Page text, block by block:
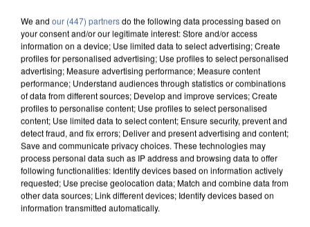
We and our (447) partnersdo the following data processing based on
your consent and/or our legitimate interest: Store and/or access
information on a device; Use limited data to select advertising; Create
profiles for personalised advertising; Use profiles to select personalised
advertising; Measure advertising performance; Measure content
performance; Understand audiences through statistics or combinations
of data from different sources; Develop and improve services; Create
profiles to personalise content; Use profiles to select personalised
content; Use limited data to select content; Ensure security, prevent and
detect fraud, and fix errors; Deliver and present advertising and content;
Save and communicate privacy choices. These technologies may
process personal data such as IP address and browsing data to offer
following functionalities: Identify devices based on information actively
requested; Use precise geolocation data; Match and combine data from
other data sources; Link different devices; Identify devices based on
information transmitted automatically.